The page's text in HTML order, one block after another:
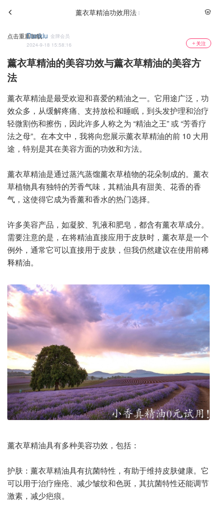
薰衣草精油功效用法
点击重新加载
Dankiu 金牌会员
2024-9-18 15:58:16
关注
薰衣草精油的美容功效与薰衣草精油的美容方
法
薰衣草精油是最受欢迎和喜爱的精油之一。它用途广泛，功
效众多，从缓解疼痛、支持放松和睡眠，到头发护理和治疗
轻微割伤和擦伤，因此许多人称之为 “精油之王” 或 “芳香疗
法之母”。在本文中，我将向您展示薰衣草精油的前 10 大用
途，特别是其在美容方面的功效和方法。
薰衣草精油是通过蒸汽蒸馏薰衣草植物的花朵制成的。薰衣
草植物具有独特的芳香气味，其精油具有甜美、花香的香
气，这使得它成为香薰和香水的热门选择。
许多美容产品，如凝胶、乳液和肥皂，都含有薰衣草成分。
需要注意的是，在将精油直接应用于皮肤时，薰衣草是一个
例外，通常它可以直接用于皮肤，但我仍然建议在使用前稀
释精油。
薰衣草精油具有多种美容功效，包括：
护肤：薰衣草精油具有抗菌特性，有助于维持皮肤健康。它
可以用于治疗痤疮、减少皱纹和色斑，其抗菌特性还能调节
激素，减少疤痕。